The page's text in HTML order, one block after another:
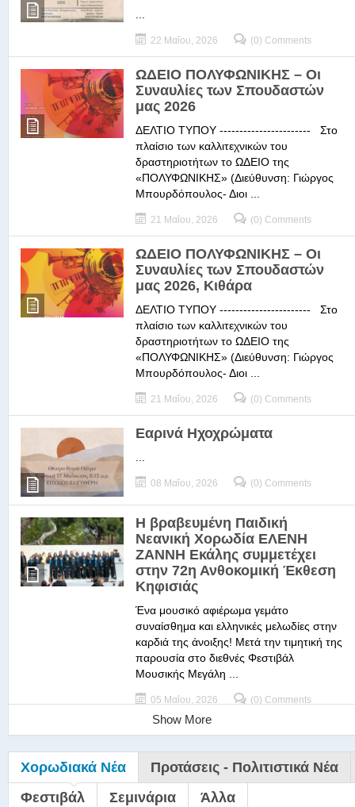
22 Μαΐου, 2026 (0) Comments
ΩΔΕΙΟ ΠΟΛΥΦΩΝΙΚΗΣ – Οι
Συναυλίες των Σπουδαστών
μας 2026
ΔΕΛΤΙΟ ΤΥΠΟΥ ----------------------- Στο
πλαίσιο των καλλιτεχνικών του
δραστηριοτήτων το ΩΔΕΙΟ της
«ΠΟΛΥΦΩΝΙΚΗΣ» (Διεύθυνση: Γιώργος
Μπουρδόπουλος- Διοι ...
21 Μαΐου, 2026 (0) Comments
ΩΔΕΙΟ ΠΟΛΥΦΩΝΙΚΗΣ – Οι
Συναυλίες των Σπουδαστών
μας 2026, Κιθάρα
ΔΕΛΤΙΟ ΤΥΠΟΥ ----------------------- Στο
πλαίσιο των καλλιτεχνικών του
δραστηριοτήτων το ΩΔΕΙΟ της
«ΠΟΛΥΦΩΝΙΚΗΣ» (Διεύθυνση: Γιώργος
Μπουρδόπουλος- Διοι ...
21 Μαΐου, 2026 (0) Comments
Εαρινά Ηχοχρώματα
08 Μαΐου, 2026 (0) Comments
Η βραβευμένη Παιδική
Νεανική Χορωδία ΕΛΕΝΗ
ΖΑΝΝΗ Εκάλης συμμετέχει
στην 72η Ανθοκομική Έκθεση
Κηφισιάς
Ένα μουσικό αφιέρωμα γεμάτο
συναίσθημα και ελληνικές μελωδίες στην
καρδιά της άνοιξης! Μετά την τιμητική της
παρουσία στο διεθνές Φεστιβάλ
Μουσικής Μεγάλη ...
05 Μαΐου, 2026 (0) Comments
Show More
Χορωδιακά Νέα
Προτάσεις - Πολιτιστικά Νέα
Φεστιβάλ
Σεμινάρια Άλλα